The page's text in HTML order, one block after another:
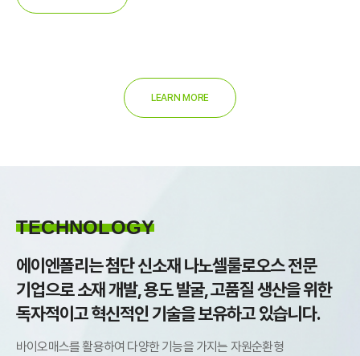
LEARN MORE
TECHNOLOGY
에이엔폴리는 첨단 신소재 나노셀룰로오스 전문
기업으로소재 개발, 용도 발굴, 고품질생산을 위한
독자적이고 혁신적인 기술을 보유하고 있습니다.
바이오매스를 활용하여 다양한 기능을 가지는 자원순환형